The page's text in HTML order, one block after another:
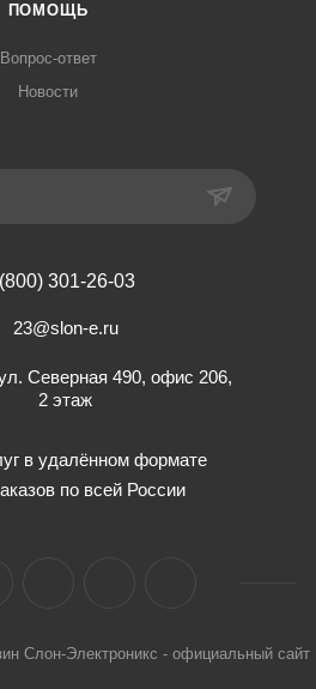
ПОМОЩЬ
Вопрос-ответ
Новости
301-26-03
23@slon-e.ru
Северная 490, офис 206,
2 этаж
в удалённом формате
по всей России
Слон-Электроникс - официальный сайт